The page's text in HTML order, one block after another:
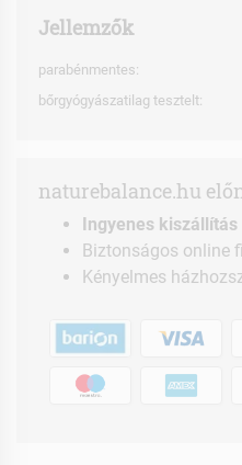
Jellemzők
parabénmentes:
bőrgyógyászatilag tesztelt:
naturebalance.hu
Ingyenes
Biztonságos online
Kényelmes